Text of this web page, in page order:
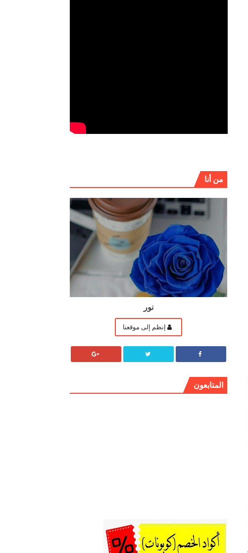
من أنا
نور
إنظم إلى موقعنا
المتابعون